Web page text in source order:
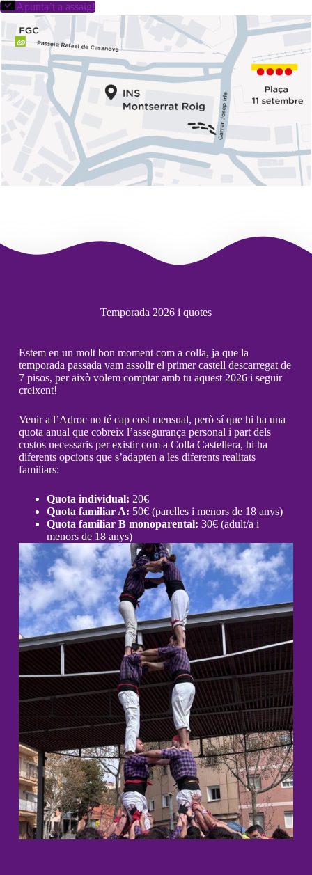
Apunta’t a assaig!
Temporada 2026 i quotes
Estem en un molt bon moment com a colla, ja que la
temporada passada vam assolir el primer castell descarregat de
7 pisos, per això volem comptar amb tu aquest 2026 i seguir
creixent!
Venir a l’Adroc no té cap cost mensual, però sí que hi ha una
quota anual que cobreix l’assegurança personal i part dels
costos necessaris per existir com a Colla Castellera, hi ha
diferents opcions que s’adapten a les diferents realitats
familiars:
Quota individual: 20€
Quota familiar A: 50€ (parelles i menors de 18 anys)
Quota familiar B monoparental: 30€ (adult/a i
menors de 18 anys)